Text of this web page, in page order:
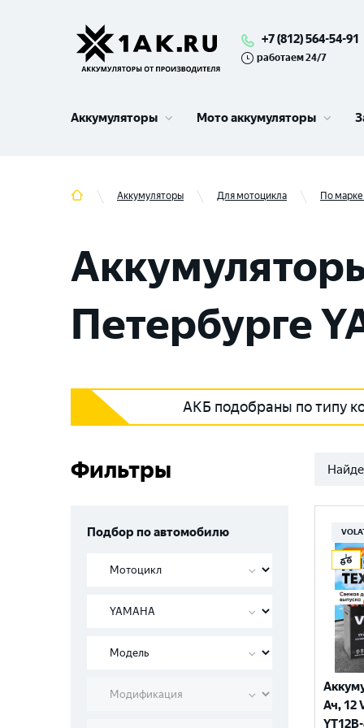
+7 (812) 564-54-91
работаем 24/7
Аккумуляторы Мото аккумуляторы
Аккумуляторы Для мотоцикла По
Петербурге
АКБ подобраны по типу
Фильтры
Подбор по автомобилю
Ач, 12